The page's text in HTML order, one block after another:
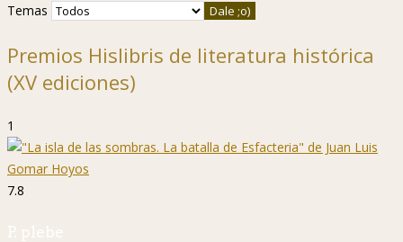
Temas
Premios Hislibris de literatura histórica
(XV ediciones)
1
7.8
P. plebe